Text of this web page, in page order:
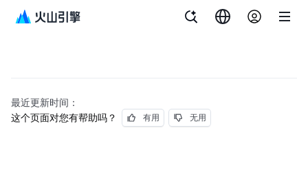
最近更新时间：
这个页面对您有帮助吗？
有用 无用